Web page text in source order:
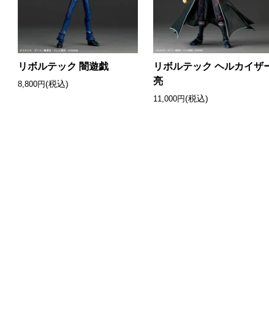
リボルテック 闇遊戯
8,800円(税込)
リボルテック ヘルカイザ
亮
11,000円(税込)